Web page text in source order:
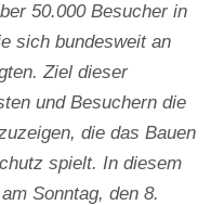
50.000 Besucher in
sich bundesweit an
Ziel dieser
und Besuchern die
die das Bauen
spielt. In diesem
Sonntag, den 8.